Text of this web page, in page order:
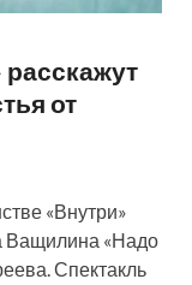
расскажут
от
«Внутри»
Ващилина «Надо
Спектакль